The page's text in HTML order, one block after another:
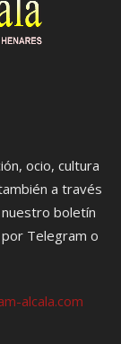
ocio, cultura
a través
boletín
Telegram o
alcala.com